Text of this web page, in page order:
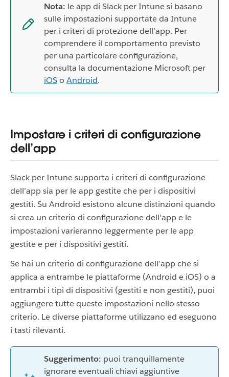
Nota: le app di Slack per Intune si basano
sulle impostazioni supportate da Intune
per i criteri di protezione dell’app. Per
comprendere il comportamento previsto
per una particolare configurazione,
consulta la documentazione Microsoft per
iOSo Android.
Impostare i criteri di configurazione
dell’app
Slack per Intune supporta i criteri di configurazione
dell’app sia per le app gestite che per i dispositivi
gestiti. Su Android esistono alcune distinzioni quando
si crea un criterio di configurazione dell'app e le
impostazioni varieranno leggermente per le app
gestite e per i dispositivi gestiti.
Se hai un criterio di configurazione dell’app che si
applica a entrambe le piattaforme (Android e iOS) o a
entrambi i tipi di dispositivi (gestiti e non gestiti), puoi
aggiungere tutte queste impostazioni nello stesso
criterio. Le diverse piattaforme utilizzano ed eseguono
i tasti rilevanti.
Suggerimento: puoi tranquillamente
ignorare eventuali chiavi aggiuntive